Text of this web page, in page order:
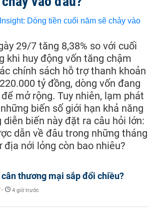
29/7 tăng 8,38% so với cuối
khi huy động vốn tăng chậm
chính sách hỗ trợ thanh khoản
tỷ đồng, dòng vốn đang
mở rộng. Tuy nhiên, lạm phát
biến số giới hạn khả năng
diễn biến này đặt ra câu hỏi lớn:
dẫn về đâu trong những tháng
địa nới lỏng còn bao nhiêu?
cân thương mại sắp đổi chiều?
- 4 giờ trước